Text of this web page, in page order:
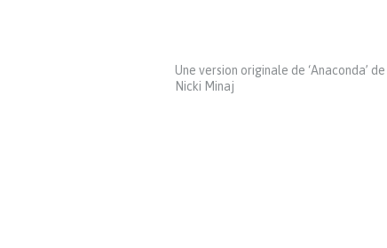
Une version originale de ‘Anaconda’ de
Nicki Minaj